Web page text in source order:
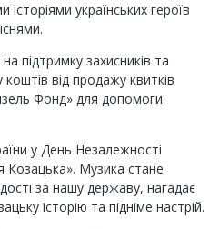
українських героїв
підтримку захисників та
від продажу квитків
Фонд» для допомоги
у День Незалежності
Козацька». Музика стане
за нашу державу, нагадає
історію та підніме настрій.